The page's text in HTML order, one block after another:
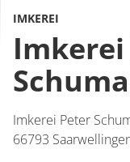
IMKEREI
Imkerei Peter
66793